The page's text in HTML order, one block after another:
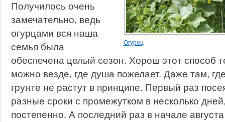
Огурец
Получилось очень
замечательно, ведь
огурцами вся наша
семья была
обеспечена целый сезон. Хорош этот способ
можно везде, где душа пожелает. Даже там,
грунте не растут в принципе. Первый раз
разные сроки с промежутком в несколько
постепенно. А последний раз в начале